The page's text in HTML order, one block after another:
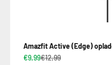
Amazfit Active (Edge)
€9,99€12,99